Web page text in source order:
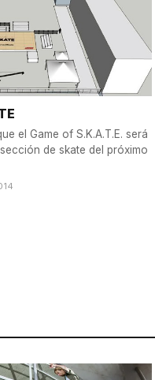
el Game of S.K.A.T.E. será
de skate del próximo